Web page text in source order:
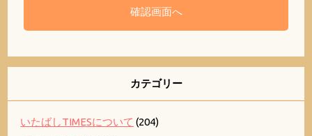
カテゴリー
いたばしTIMESについて (204)